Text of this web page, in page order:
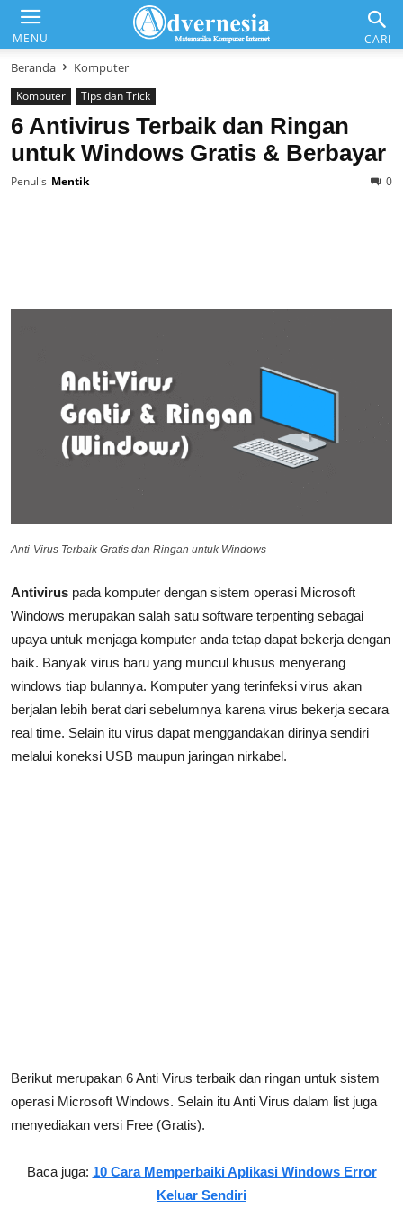
Daftar Isi
Matematika & Analisis
MENU
Advernesia CARI
Beranda Komputer
Komputer Tips dan Trick
6 Antivirus Terbaik dan Ringan
untuk Windows Gratis & Berbayar
Penulis Mentik 0
Anti-Virus Terbaik Gratis dan Ringan untuk Windows
Antivirus pada komputer dengan sistem operasi Microsoft
Windows merupakan salah satu software terpenting sebagai
upaya untuk menjaga komputer anda tetap dapat bekerja dengan
baik. Banyak virus baru yang muncul khusus menyerang
windows tiap bulannya. Komputer yang terinfeksi virus akan
berjalan lebih berat dari sebelumnya karena virus bekerja secara
real time. Selain itu virus dapat menggandakan dirinya sendiri
melalui koneksi USB maupun jaringan nirkabel.
Berikut merupakan 6 Anti Virus terbaik dan ringan untuk sistem
operasi Microsoft Windows. Selain itu Anti Virus dalam list juga
menyediakan versi Free (Gratis).
Baca juga: 10 Cara Memperbaiki Aplikasi Windows Error
Keluar Sendiri